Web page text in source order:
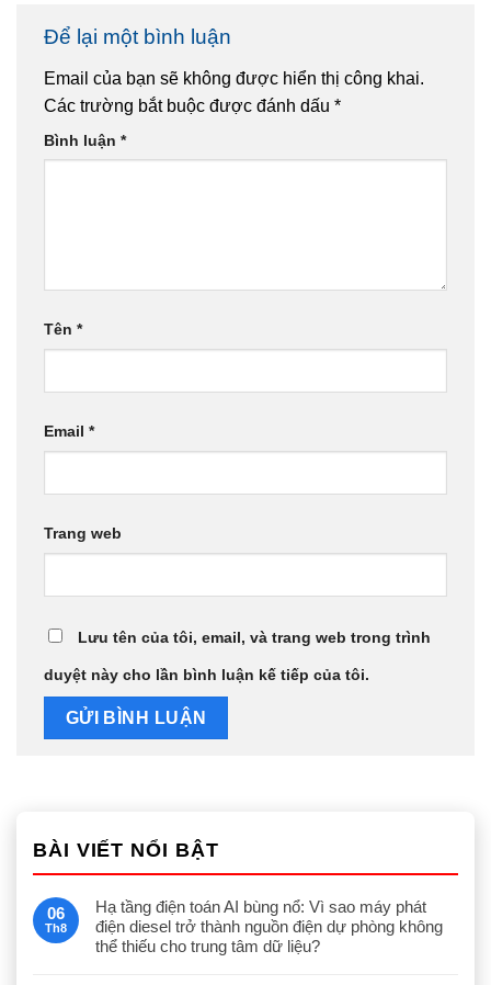
Để lại một bình luận
Email của bạn sẽ không được hiển thị công khai.
Các trường bắt buộc được đánh dấu *
Bình luận *
Tên *
Email *
Trang web
Lưu tên của tôi, email, và trang web trong trình
duyệt này cho lần bình luận kế tiếp của tôi.
BÀI VIẾT NỔI BẬT
06
Th8
Hạ tầng điện toán AI bùng nổ: Vì sao máy phát
điện diesel trở thành nguồn điện dự phòng không
thể thiếu cho trung tâm dữ liệu?